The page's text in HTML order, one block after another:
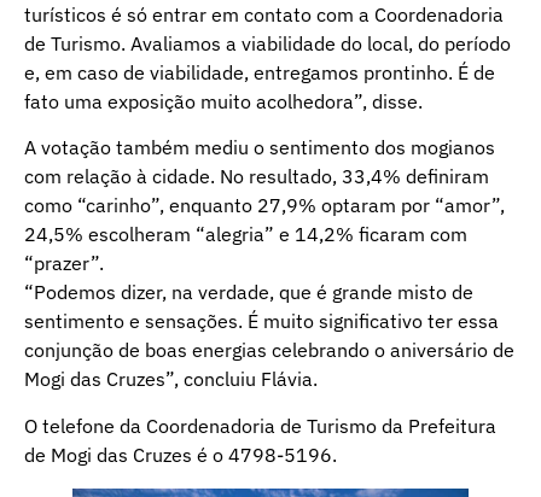
turísticos é só entrar em contato com a Coordenadoria
de Turismo. Avaliamos a viabilidade do local, do período
e, em caso de viabilidade, entregamos prontinho. É de
fato uma exposição muito acolhedora”, disse.
A votação também mediu o sentimento dos mogianos
com relação à cidade. No resultado, 33,4% definiram
como “carinho”, enquanto 27,9% optaram por “amor”,
24,5% escolheram “alegria” e 14,2% ficaram com
“prazer”.
“Podemos dizer, na verdade, que é grande misto de
sentimento e sensações. É muito significativo ter essa
conjunção de boas energias celebrando o aniversário de
Mogi das Cruzes”, concluiu Flávia.
O telefone da Coordenadoria de Turismo da Prefeitura
de Mogi das Cruzes é o 4798-5196.